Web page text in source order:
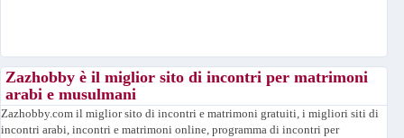
Zazhobby è il miglior sito di incontri per matrimoni
arabi e musulmani
Zazhobby.com il miglior sito di incontri e matrimoni gratuiti, i migliori siti di
incontri arabi, incontri e matrimoni online, programma di incontri per